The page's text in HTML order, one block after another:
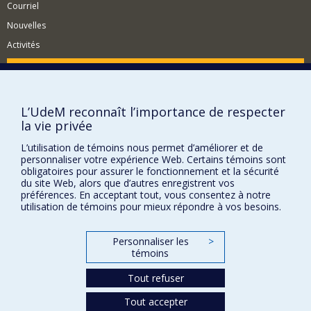
Courriel
Nouvelles
Activités
Comment soutenir le Département?
Plan du site
Signaler une erreur
Accessibilité
FACULTÉ DES ARTS ET DES SCIENCES
Nos départements et écoles
L’UdeM reconnaît l’importance de respecter
la vie privée
L’utilisation de témoins nous permet d’améliorer et de
personnaliser votre expérience Web. Certains témoins sont
obligatoires pour assurer le fonctionnement et la sécurité
du site Web, alors que d’autres enregistrent vos
préférences. En acceptant tout, vous consentez à notre
utilisation de témoins pour mieux répondre à vos besoins.
Personnaliser les
témoins
>
Tout refuser
Tout accepter